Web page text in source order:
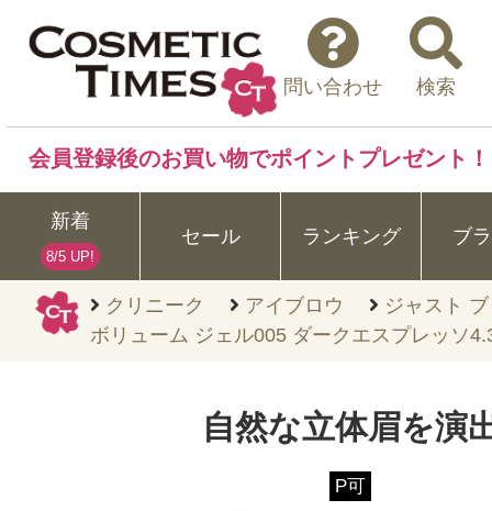
クリニーク アイブロウ
ジャスト
ボリューム ジェル005 ダークエスプレッソ
問い合わせ 検索
会員登録後のお買い物でポイントプレゼント！
新着
8/5 UP!
セール ランキング ブ
自然な立体眉を演
P可